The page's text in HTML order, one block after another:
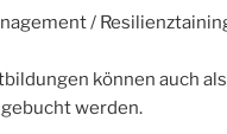
/
können auch
werden.